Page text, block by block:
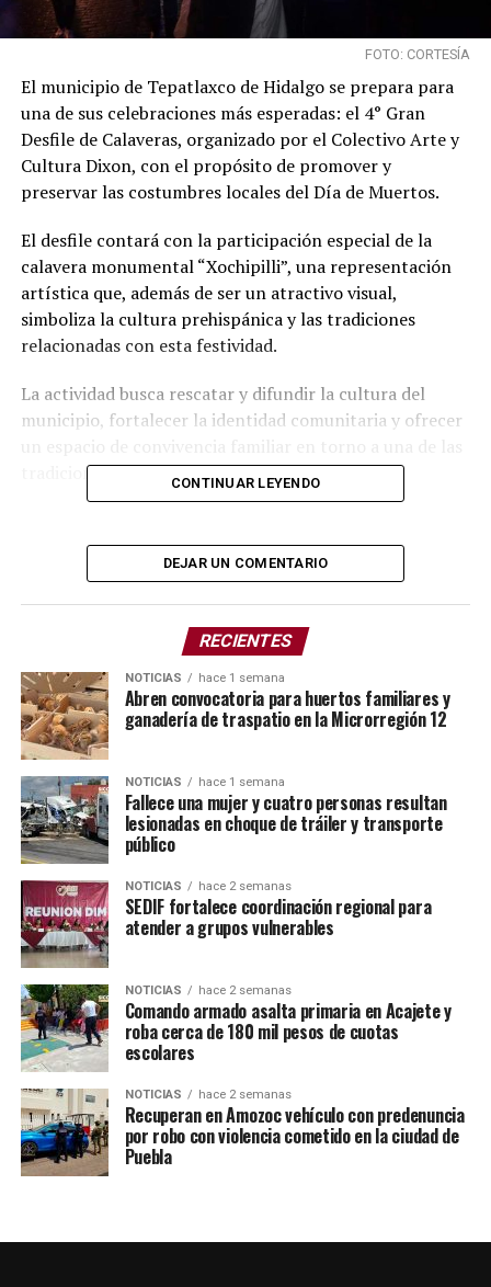
FOTO: CORTESÍA
El municipio de Tepatlaxco de Hidalgo se prepara para
una de sus celebraciones más esperadas: el 4° Gran
Desfile de Calaveras, organizado por el Colectivo Arte y
Cultura Dixon, con el propósito de promover y
preservar las costumbres locales del Día de Muertos.
El desfile contará con la participación especial de la
calavera monumental “Xochipilli”, una representación
artística que, además de ser un atractivo visual,
simboliza la cultura prehispánica y las tradiciones
relacionadas con esta festividad.
La actividad busca rescatar y difundir la cultura del
municipio, fortalecer la identidad comunitaria y ofrecer
tradiciones más significativas de México.
aromas en esta celebración que honra la memoria de
quienes han partido. El desfile se llevará a cabo el
próximo 1 de noviembre.
El Colectivo Arte y Cultura Dixon extendió la invitación
a la población para disfrutar de este evento y reconocer
la riqueza cultural que distingue a Tepatlaxco de
Hidalgo.
TEMAS RELACIONADOS ARTE CALAVERAS
COLECTIVO
CULTURA
DÍA DE MUERTOS
TEPATLAXCO DE HIDALGO
TRADICIÓN
SIGUE CON
Explosión por acumulación de gas en Amozoc deja dos
personas lesionadas
NO TE PIERDAS
Tecnología agrícola fortalece el campo poblano en
Santa Cruz Ajajalpan
CONTINUAR LEYENDO
DEJAR UN COMENTARIO
RECIENTES
NOTICIAS hace 1 semana
Abren convocatoria para huertos familiares y
ganadería de traspatio en la Microrregión 12
NOTICIAS hace 1 semana
Fallece una mujer y cuatro personas resultan
lesionadas en choque de tráiler y transporte
público
NOTICIAS hace 2 semanas
SEDIF fortalece coordinación regional para
atender a grupos vulnerables
NOTICIAS hace 2 semanas
Comando armado asalta primaria en Acajete y
roba cerca de 180 mil pesos de cuotas
escolares
NOTICIAS hace 2 semanas
Recuperan en Amozoc vehículo con predenuncia
por robo con violencia cometido en la ciudad de
Puebla